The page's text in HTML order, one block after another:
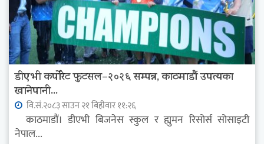
डीएभी कर्पोरेट फुटसल–२०२६ सम्पन्न, काठमाडौं उपत्यका
खानेपानी...
वि.सं.२०८३ साउन २१ बिहीवार ११:२६
काठमाडौं। डीएभी बिजनेस स्कुल र ह्युमन रिसोर्स सोसाइटी
नेपाल...